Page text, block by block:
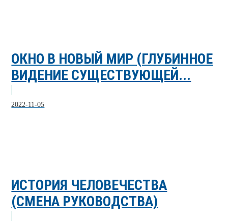
ОКНО В НОВЫЙ МИР (ГЛУБИННОЕ
ВИДЕНИЕ СУЩЕСТВУЮЩЕЙ...
2022-11-05
ИСТОРИЯ ЧЕЛОВЕЧЕСТВА
(СМЕНА РУКОВОДСТВА)